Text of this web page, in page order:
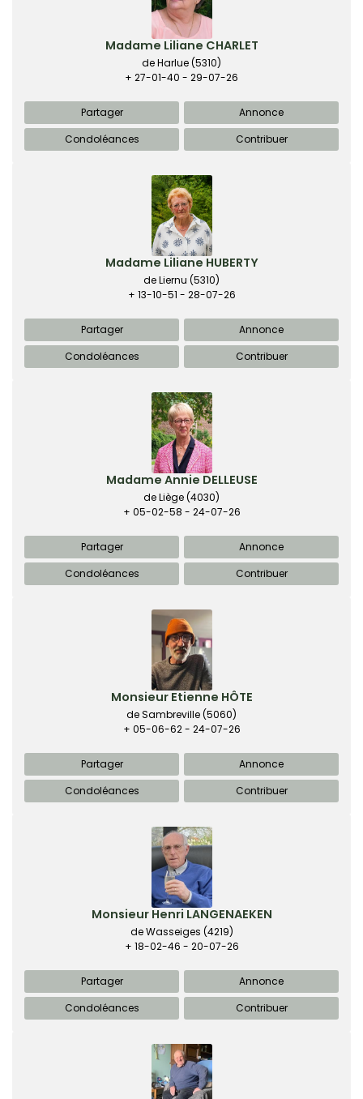
Madame Liliane CHARLET
de Harlue(5310)
+ 27-01-40 - 29-07-26
Partager
Annonce
Condoléances
Contribuer
Madame Liliane HUBERTY
de Liernu (5310)
+ 13-10-51 - 28-07-26
Partager
Annonce
Condoléances
Contribuer
Madame Annie DELLEUSE
de Liège(4030)
+ 05-02-58 - 24-07-26
Partager
Annonce
Condoléances
Contribuer
Monsieur Etienne HÔTE
de Sambreville(5060)
+ 05-06-62 - 24-07-26
Partager
Annonce
Condoléances
Contribuer
Monsieur Henri LANGENAEKEN
de Wasseiges (4219)
+ 18-02-46 - 20-07-26
Partager
Annonce
Condoléances
Contribuer